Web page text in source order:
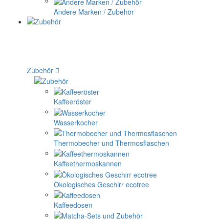
Andere Marken / Zubehör
Zubehör
Kaffeeröster
Wasserkocher
Thermobecher und Thermosflaschen
Kaffeethermoskannen
Ökologisches Geschirr ecotree
Kaffeedosen